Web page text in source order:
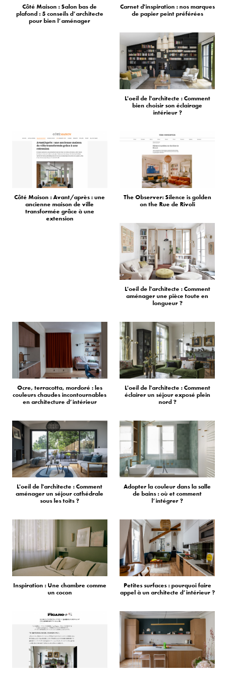
Côté Maison : Salon bas de
plafond : 5 conseils d’architecte
pour bien l’aménager
Carnet d'inspiration : nos marques
de papier peint préférées
L'oeil de l'architecte : Comment
bien choisir son éclairage
intérieur ?
Côté Maison : Avant/après : une
ancienne maison de ville
transformée grâce à une
extension
The Observer: Silence is golden
on the Rue de Rivoli
L'oeil de l'architecte : Comment
aménager une pièce toute en
longueur ?
Ocre, terracotta, mordoré : les
couleurs chaudes incontournables
en architecture d’intérieur
L'oeil de l'architecte : Comment
éclairer un séjour exposé plein
nord ?
L'oeil de l'architecte : Comment
aménager un séjour cathédrale
sous les toits ?
Adopter la couleur dans la salle
de bains : où et comment
l’intégrer ?
Inspiration : Une chambre comme
un cocon
Petites surfaces : pourquoi faire
appel à un architecte d’intérieur ?